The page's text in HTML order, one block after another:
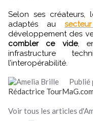
Selon ses créateurs,
adaptés au
développement des
combler ce vide,
infrastructure
l’interopérabilité.
Rédactrice TourMaG.com
Voir tous les articles